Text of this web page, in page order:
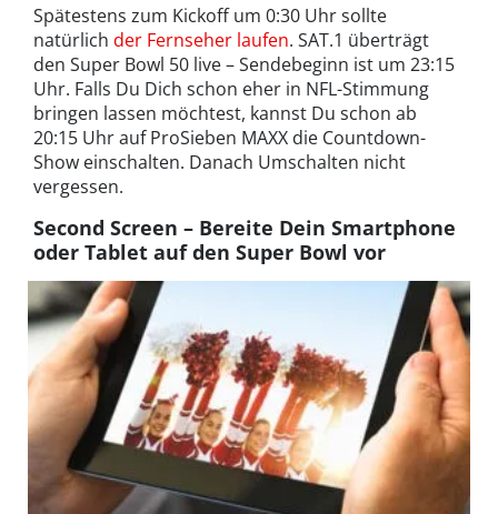
Spätestens zum Kickoff um 0:30 Uhr sollte
natürlich der Fernseher laufen. SAT.1 überträgt
den Super Bowl 50 live – Sendebeginn ist um 23:15
Uhr. Falls Du Dich schon eher in NFL-Stimmung
bringen lassen möchtest, kannst Du schon ab
20:15 Uhr auf ProSieben MAXX die Countdown-
Show einschalten. Danach Umschalten nicht
vergessen.
Second Screen – Bereite Dein Smartphone
oder Tablet auf den Super Bowl vor